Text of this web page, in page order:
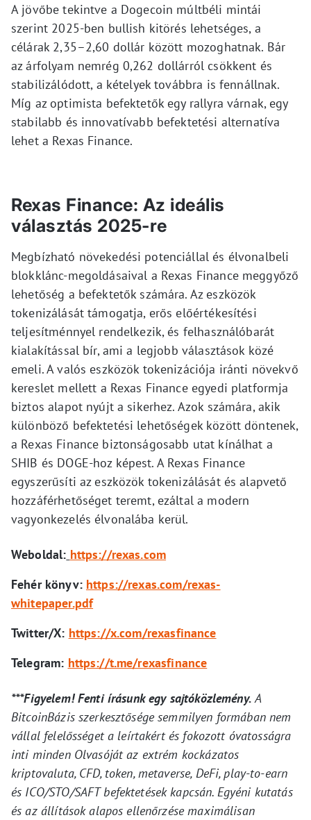
A jövőbe tekintve a Dogecoin múltbéli mintái
szerint 2025-ben bullish kitörés lehetséges, a
célárak 2,35–2,60 dollár között mozoghatnak. Bár
az árfolyam nemrég 0,262 dollárról csökkent és
stabilizálódott, a kételyek továbbra is fennállnak.
Míg az optimista befektetők egy rallyra várnak, egy
stabilabb és innovatívabb befektetési alternatíva
lehet a Rexas Finance.
Rexas Finance: Az ideális
választás 2025-re
Megbízható növekedési potenciállal és élvonalbeli
blokklánc-megoldásaival a Rexas Finance meggyőző
lehetőség a befektetők számára. Az eszközök
tokenizálását támogatja, erős előértékesítési
teljesítménnyel rendelkezik, és felhasználóbarát
kialakítással bír, ami a legjobb választások közé
emeli. A valós eszközök tokenizációja iránti növekvő
kereslet mellett a Rexas Finance egyedi platformja
biztos alapot nyújt a sikerhez. Azok számára, akik
különböző befektetési lehetőségek között döntenek,
a Rexas Finance biztonságosabb utat kínálhat a
SHIB és DOGE-hoz képest. A Rexas Finance
egyszerűsíti az eszközök tokenizálását és alapvető
hozzáférhetőséget teremt, ezáltal a modern
vagyonkezelés élvonalába kerül.
Weboldal: https://rexas.com
Fehér könyv: https://rexas.com/rexas-
whitepaper.pdf
Twitter/X: https://x.com/rexasfinance
Telegram: https://t.me/rexasfinance
***Figyelem! Fenti írásunk egy sajtóközlemény.A
BitcoinBázis szerkesztősége semmilyen formában nem
vállal felelősséget a leírtakért és fokozott óvatosságra
inti minden Olvasóját az extrém kockázatos
kriptovaluta, CFD, token, metaverse, DeFi, play-to-earn
és ICO/STO/SAFT befektetések kapcsán. Egyéni kutatás
és az állítások alapos ellenőrzése maximálisan